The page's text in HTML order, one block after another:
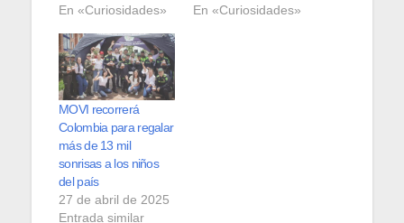
En «Curiosidades»
En «Curiosidades»
MOVI recorrerá
Colombia para regalar
más de 13 mil
sonrisas a los niños
del país
27 de abril de 2025
Entrada similar